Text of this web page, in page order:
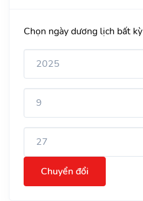
Chọn ngày dương lịch bất kỳ
Chuyển đổi